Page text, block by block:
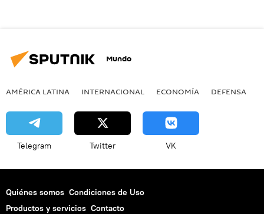
Mundo
AMÉRICA LATINA INTERNACIONAL ECONOMÍA DEFENSA
Telegram Twitter VK
Quiénes somos Condiciones de Uso
Productos y servicios Contacto